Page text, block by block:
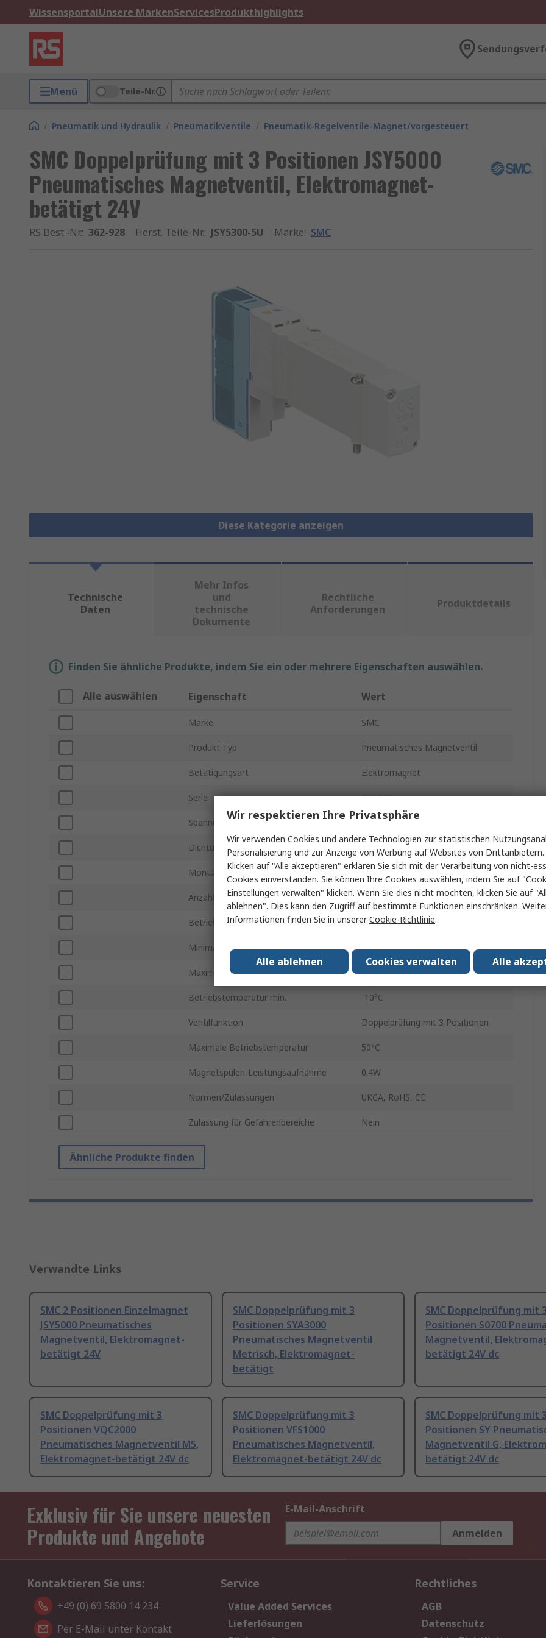
WissensportalUnsere MarkenServicesProdukthighlights
Menü Teile-Nr.
/ Pneumatik und Hydraulik / Pneumatikventile / Pneumatik-Regelventile-Magnet/vorgesteuert
SMC Doppelprüfung mit 3 Positionen JSY5000
Pneumatisches Magnetventil, Elektromagnet-
betätigt 24V
RS Best.-Nr.: 362-928 Herst. Teile-Nr.: JSY5300-5U Marke: SMC
Diese Kategorie anzeigen
Technische
Daten
Mehr Infos
und
technische
Dokumente
Rechtliche
Anforderungen
Produktdetails
Finden Sie ähnliche Produkte, indem Sie ein oder mehrere Eigenschaften auswählen.
Alle auswählen Eigenschaft Wert
Marke SMC
Produkt Typ Pneumatisches Magnetventil
Betätigungsart Elektromagnet
Serie JSY5000
Spannung 24V
Dichtungsmaterial Gummi
Montageart Direkt
Anzahl der Anschlüsse 5
Betriebsdruck max. 0.7 Mpa
Minimaler Steuerdruck 0.1MPa
Maximaler Steuerdruck 0.7MPa
Betriebstemperatur min. -10°C
Ventilfunktion Doppelprüfung mit 3 Positionen
Maximale Betriebstemperatur 50°C
Magnetspulen-Leistungsaufnahme 0.4W
Normen/Zulassungen UKCA, RoHS, CE
Zulassung für Gefahrenbereiche Nein
Ähnliche Produkte finden
Verwandte Links
SMC 2 Positionen Einzelmagnet
JSY5000 Pneumatisches
Magnetventil, Elektromagnet-
betätigt 24V
SMC Doppelprüfung mit 3
Positionen SYA3000
Pneumatisches Magnetventil
Metrisch, Elektromagnet-
betätigt
SMC Doppelprüfung mit 3
Positionen S0700
Magnetventil,
betätigt 24V dc
SMC Doppelprüfung mit 3
Positionen VQC2000
Pneumatisches Magnetventil M5,
Elektromagnet-betätigt 24V dc
SMC Doppelprüfung mit 3
Positionen VFS1000
Pneumatisches Magnetventil,
Elektromagnet-betätigt 24V dc
SMC Doppelprüfung mit 3
Positionen SY
Magnetventil G,
betätigt 24V dc
Exklusiv für Sie unsere neuesten
Produkte und Angebote
E-Mail-Anschrift
Anmelden
Kontaktieren Sie uns:
+49 (0) 69 5800 14 234
Per E-Mail unter Kontakt
Service
Value Added Services
Lieferlösungen
Rechtliches
AGB
Datenschutz
Wir respektieren Ihre Privatsphäre
Wir verwenden Cookies und andere Technologien zur statistischen
Personalisierung und zur Anzeige von Werbung auf Websites von
Klicken auf "Alle akzeptieren" erklären Sie sich mit der Verarbeitung von nicht-
Cookies einverstanden. Sie können Ihre Cookies auswählen, indem Sie auf
Einstellungen verwalten" klicken. Wenn Sie dies nicht möchten, klicken Sie auf
ablehnen". Dies kann den Zugriff auf bestimmte Funktionen einschränken.
Informationen finden Sie in unsererCookie-Richtlinie.
Alle
Cookies verwalten
Alle ablehnen